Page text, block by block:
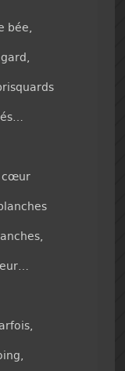
bée,
cœur